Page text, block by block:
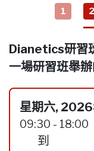
1 2
Dianetics研習
一場研習班舉辦
星期六,
09:30 - 18:00
到